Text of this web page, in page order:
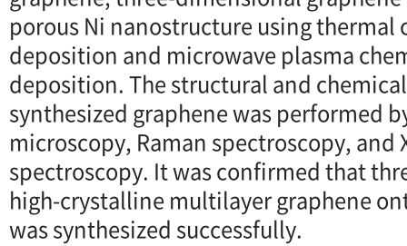
porous Ni nanostructure using thermal
deposition and microwave plasma
deposition. The structural and
synthesized graphene was performed
microscopy, Raman spectroscopy,
spectroscopy. It was confirmed that
high-crystalline multilayer graphene
was synthesized successfully.